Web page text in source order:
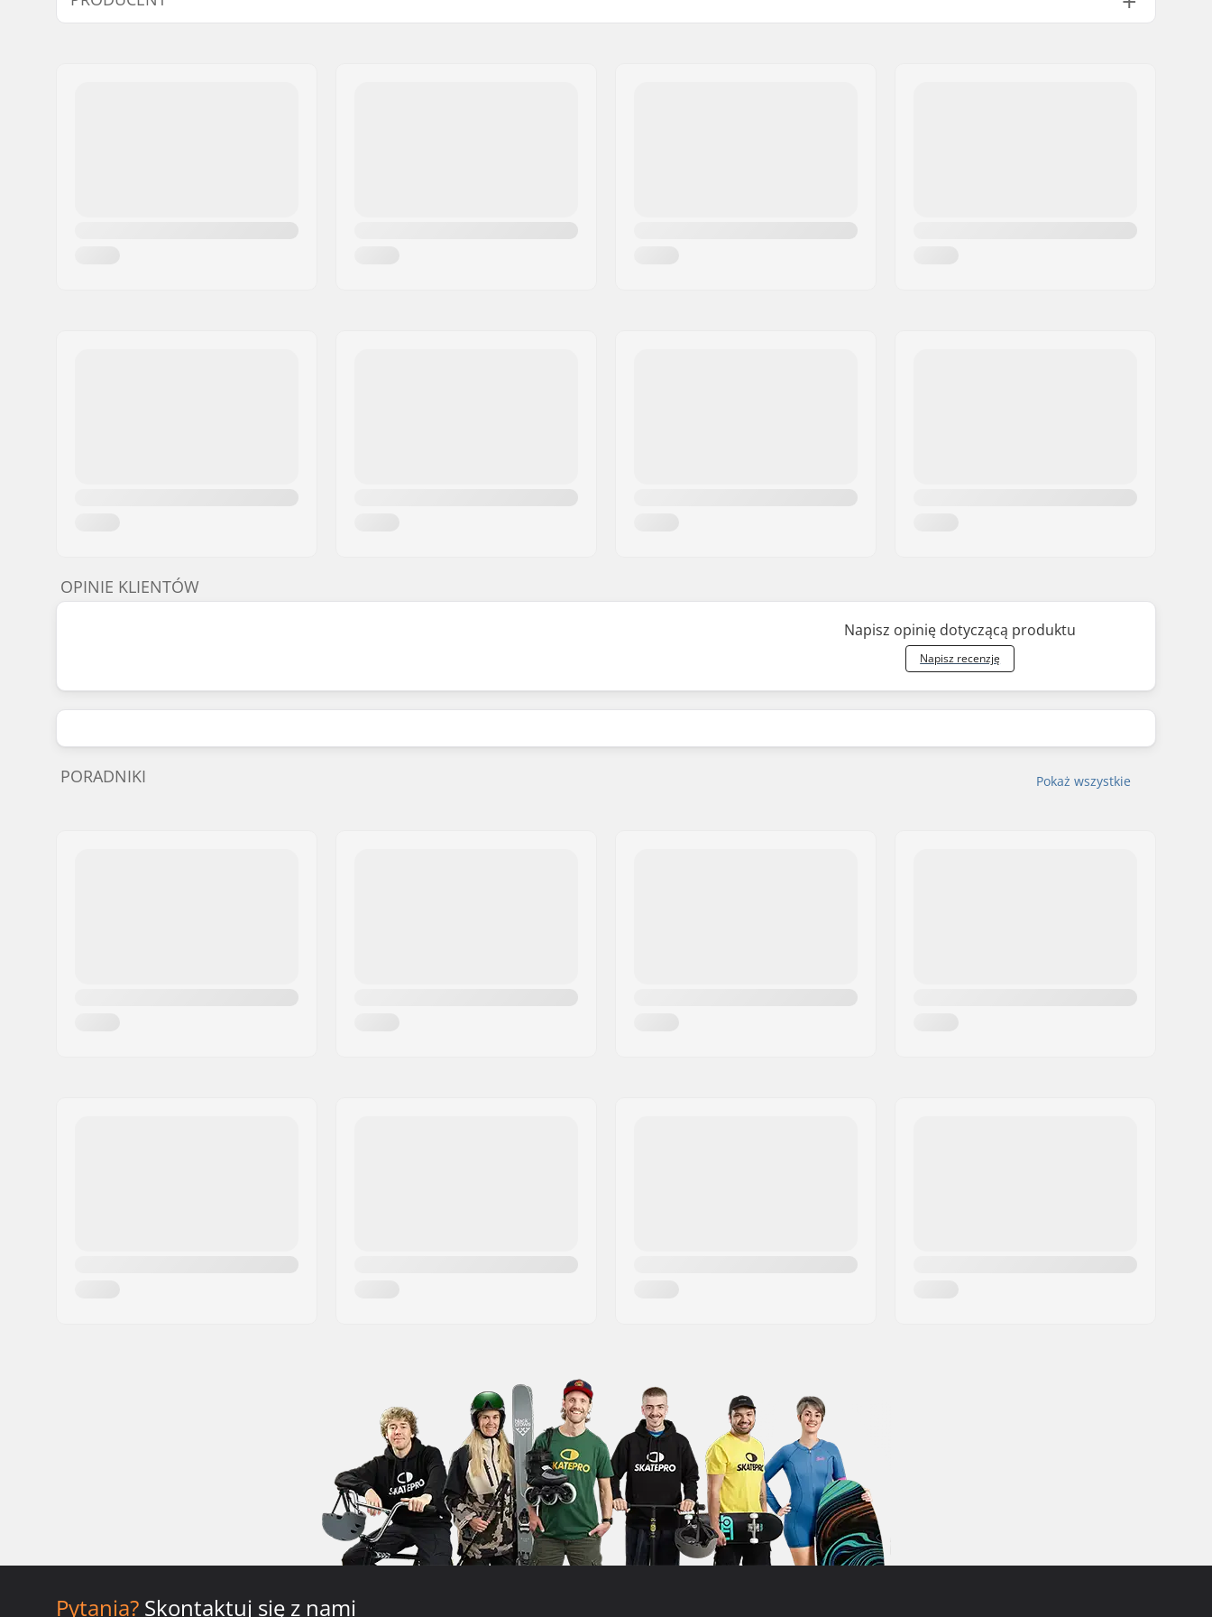
OPINIE KLIENTÓW
Napisz opinię dotyczącą produktu
Napisz recenzję
Pokaż wszystkie
PORADNIKI
Pytania? Skontaktuj się z nami